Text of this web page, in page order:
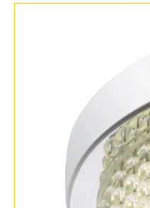
Возврат